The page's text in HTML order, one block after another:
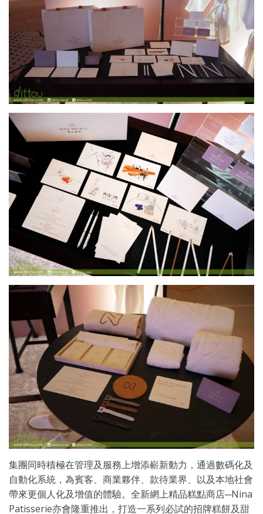
集團同時積極在管理及服務上增添嶄新動力，通過數碼化及
自動化系統，為賓客、商業夥伴、款待業界、以及本地社會
帶來更個人化及增值的體驗。全新網上精品糕點商店─Nina
Patisserie亦會隆重推出，打造一系列必試的招牌糕餅及甜